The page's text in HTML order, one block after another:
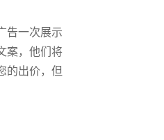
告一次展示
案，他们将
的出价，但